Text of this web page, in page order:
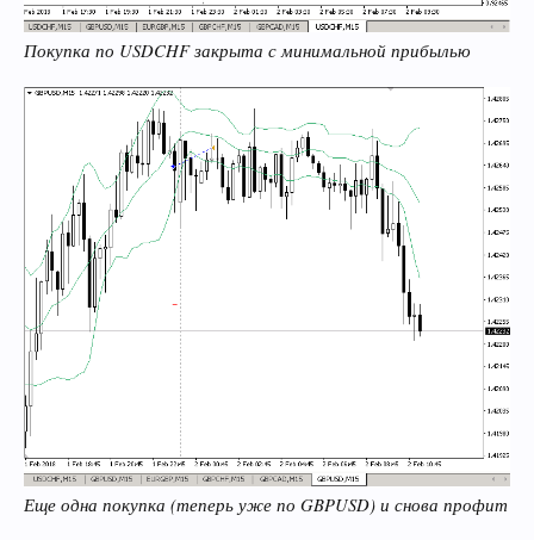
Покупка по USDCHF закрыта с минимальной прибылью
Еще одна покупка (теперь уже по GBPUSD) и снова профит